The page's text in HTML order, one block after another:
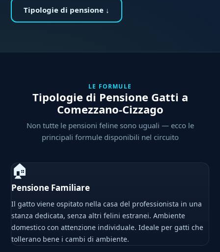
Tipologie di pensione ↓
LE FORMULE
Tipologie di Pensione Gatti a
Comezzano-Cizzago
Non tutte le pensioni feline sono uguali — ecco le
principali formule disponibili nel circuito
🏠
Pensione Familiare
Il gatto viene ospitato nella casa del professionista in una
stanza dedicata, senza altri felini estranei. Ambiente
domestico con attenzione individuale. Ideale per gatti che
tollerano bene i cambi di ambiente.